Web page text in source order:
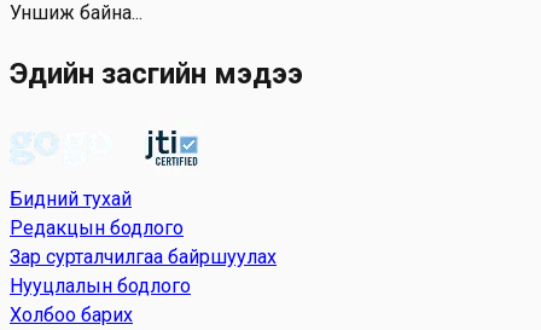
Уншиж байна...
Эдийн засгийн мэдээ
Бидний тухай
Редакцын бодлого
Зар сурталчилгаа байршуулах
Нууцлалын бодлого
Холбоо барих